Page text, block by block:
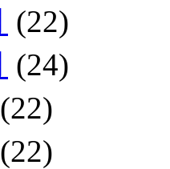
(22)
(24)
(22)
(22)